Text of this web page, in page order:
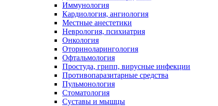
Иммунология
Кардиология, ангиология
Местные анестетики
Неврология, психиатрия
Онкология
Оториноларингология
Офтальмология
Простуда, грипп, вирусные инфекции
Противопаразитарные средства
Пульмонология
Стоматология
Суставы и мышцы